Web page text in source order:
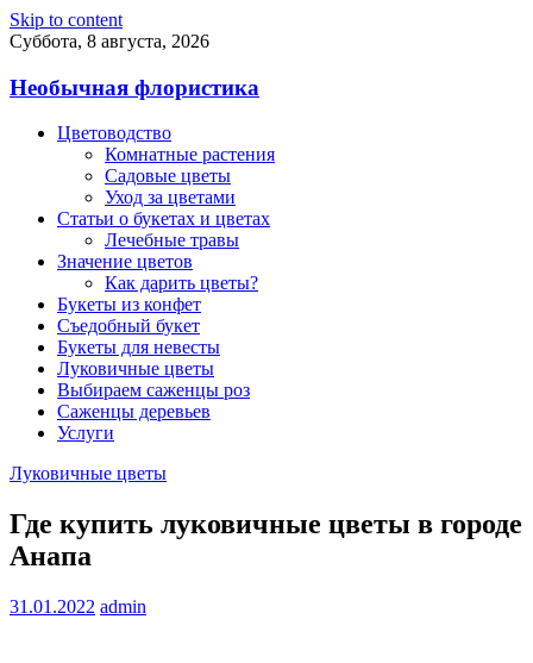
Skip to content
Суббота, 8 августа, 2026
Необычная флористика
Цветоводство
Комнатные растения
Садовые цветы
Уход за цветами
Статьи о букетах и цветах
Лечебные травы
Значение цветов
Как дарить цветы?
Букеты из конфет
Съедобный букет
Букеты для невесты
Луковичные цветы
Выбираем саженцы роз
Саженцы деревьев
Услуги
Луковичные цветы
Где купить луковичные цветы в городе
Анапа
31.01.2022 admin